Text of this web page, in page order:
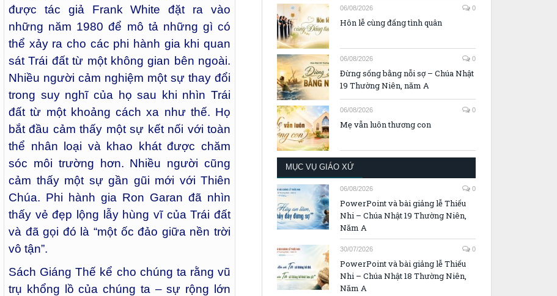
được tác giả Frank White đặt ra vào
những năm 1980 để mô tả những gì có
thể xảy ra cho các phi hành gia khi quan
sát Trái đất từ một không gian bên ngoài.
Nhiều người cảm nghiệm một sự thay đổi
trong suy nghĩ của họ sau khi nhìn Trái
đất từ một khoảng cách xa như thế. Họ
bắt đầu cảm thấy một sự kết nối với toàn
thể nhân loại và khao khát được chăm
sóc môi trường hơn. Nhiều người cũng
cảm thấy một sự gần gũi mới với Thiên
Chúa. Phi hành gia Ron Garan đã nhìn
thấy vẻ đẹp lộng lẫy hùng vĩ của Trái đất
và đã gọi đó là “một ốc đảo giữa nền trời
vô tận”.
Sách Giáng Thế kể cho chúng ta rằng vũ
trụ khổng lồ của chúng ta – sự rộng lớn
06/08/2026 0
Hôn lễ cùng đấng tình quân
06/08/2026 0
Đừng sống bằng nỗi sợ – Chúa Nhật
19 Thường Niên, năm A
06/08/2026 0
Mẹ vẫn luôn thương con
MỤC VỤ GIÁO XỨ
06/08/2026 0
PowerPoint và bài giảng lễ Thiếu
Nhi – Chúa Nhật 19 Thường Niên,
Năm A
30/07/2026 0
PowerPoint và bài giảng lễ Thiếu
Nhi – Chúa Nhật 18 Thường Niên,
Năm A